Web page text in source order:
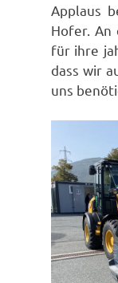
Applaus
Hofer. An
für ihre
dass wir
uns